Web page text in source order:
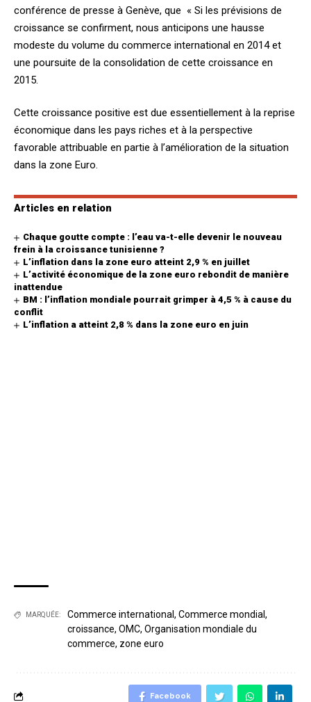
conférence de presse à Genève, que « Si les prévisions de
croissance se confirment, nous anticipons une hausse
modeste du volume du commerce international en 2014 et
une poursuite de la consolidation de cette croissance en
2015.
Cette croissance positive est due essentiellement à la reprise
économique dans les pays riches et à la perspective
favorable attribuable en partie à l’amélioration de la situation
dans la zone Euro.
Articles en relation
Chaque goutte compte : l’eau va-t-elle devenir le nouveau
frein à la croissance tunisienne ?
L’inflation dans la zone euro atteint 2,9 % en juillet
L’activité économique de la zone euro rebondit de manière
inattendue
BM : l’inflation mondiale pourrait grimper à 4,5 % à cause du
conflit
L’inflation a atteint 2,8 % dans la zone euro en juin
MARQUÉE: Commerce international , Commerce mondial ,
croissance, OMC, Organisation mondiale du
commerce, zone euro
Facebook